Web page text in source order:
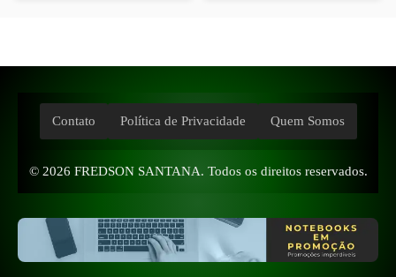
Contato Política de Privacidade Quem Somos
© 2026 FREDSON SANTANA. Todos os direitos reservados.